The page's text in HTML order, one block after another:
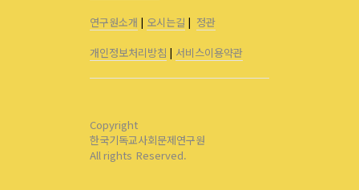
연구원소개 | 오시는길 | 정관
개인정보처리방침 | 서비스이용약관
Copyright
한국기독교사회문제연구원
All rights Reserved.